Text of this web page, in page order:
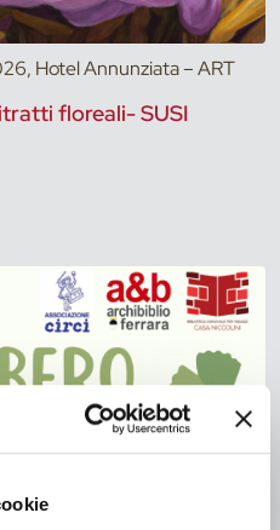
Hotel Annunziata – ART
floreali- SUSI
Biblioteca Casa Niccolini
Biblioteca Casa Niccolini